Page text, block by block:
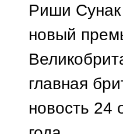
Риши
новый
главная
новость 24